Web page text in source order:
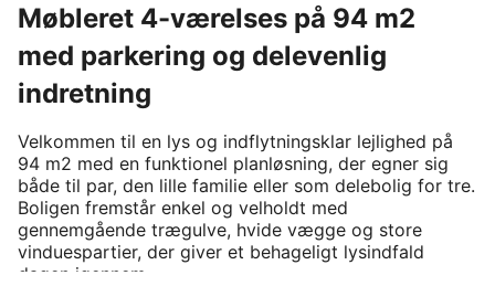
Møbleret 4-værelses på 94 m2
med parkering og delevenlig
indretning
Velkommen til en lys og indflytningsklar lejlighed på
94 m2 med en funktionel planløsning, der egner sig
både til par, den lille familie eller som delebolig for tre.
Boligen fremstår enkel og velholdt med
gennemgående trægulve, hvide vægge og store
vinduespartier, der giver et behageligt lysindfald
dagen igennem.